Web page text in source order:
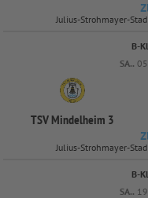
Julius-Strohmayer-
B-
SA..
TSV Mindelheim 3
Julius-Strohmayer-
B-
SA..